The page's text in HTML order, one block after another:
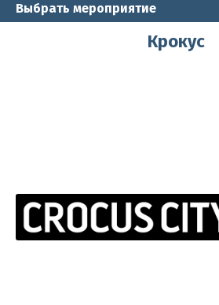
Выбрать мероприятие
Крокус